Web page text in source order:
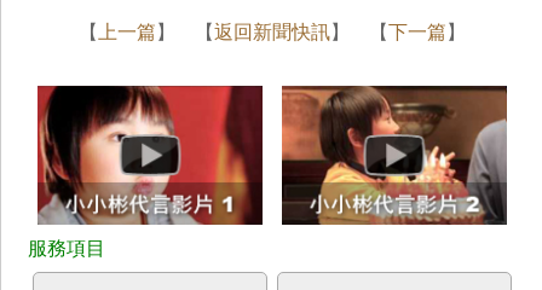
【 上一篇 】 【返回新聞快訊】 【下一篇 】